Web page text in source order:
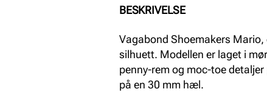
BESKRIVELSE
Vagabond Shoemakers
silhuett. Modellen er laget i
penny-rem og moc-toe
på en 30 mm hæl.